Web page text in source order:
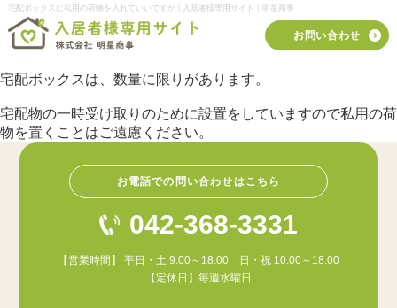
宅配ボックスに私用の荷物を入れていいですか | 入居者様専用サイト｜明星商事
お問い合わせ
宅配ボックスは、数量に限りがあります。
宅配物の一時受け取りのために設置をしていますので私用の荷
物を置くことはご遠慮ください。
お電話での問い合わせはこちら
042-368-3331
【営業時間】 平日・土 9:00～18:00 日・祝 10:00～18:00
【定休日】毎週水曜日